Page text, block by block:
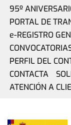
95º
PORTAL DE
e-REGISTRO
PERFIL DEL
CONTACTA
ATENCIÓN A